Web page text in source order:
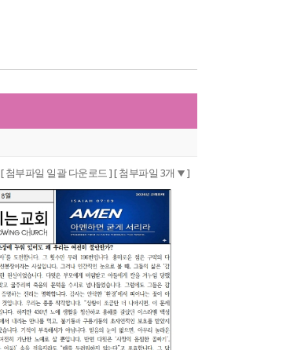
[ 첨부파일 일괄 다운로드 ][ 첨부파일 3개 ]